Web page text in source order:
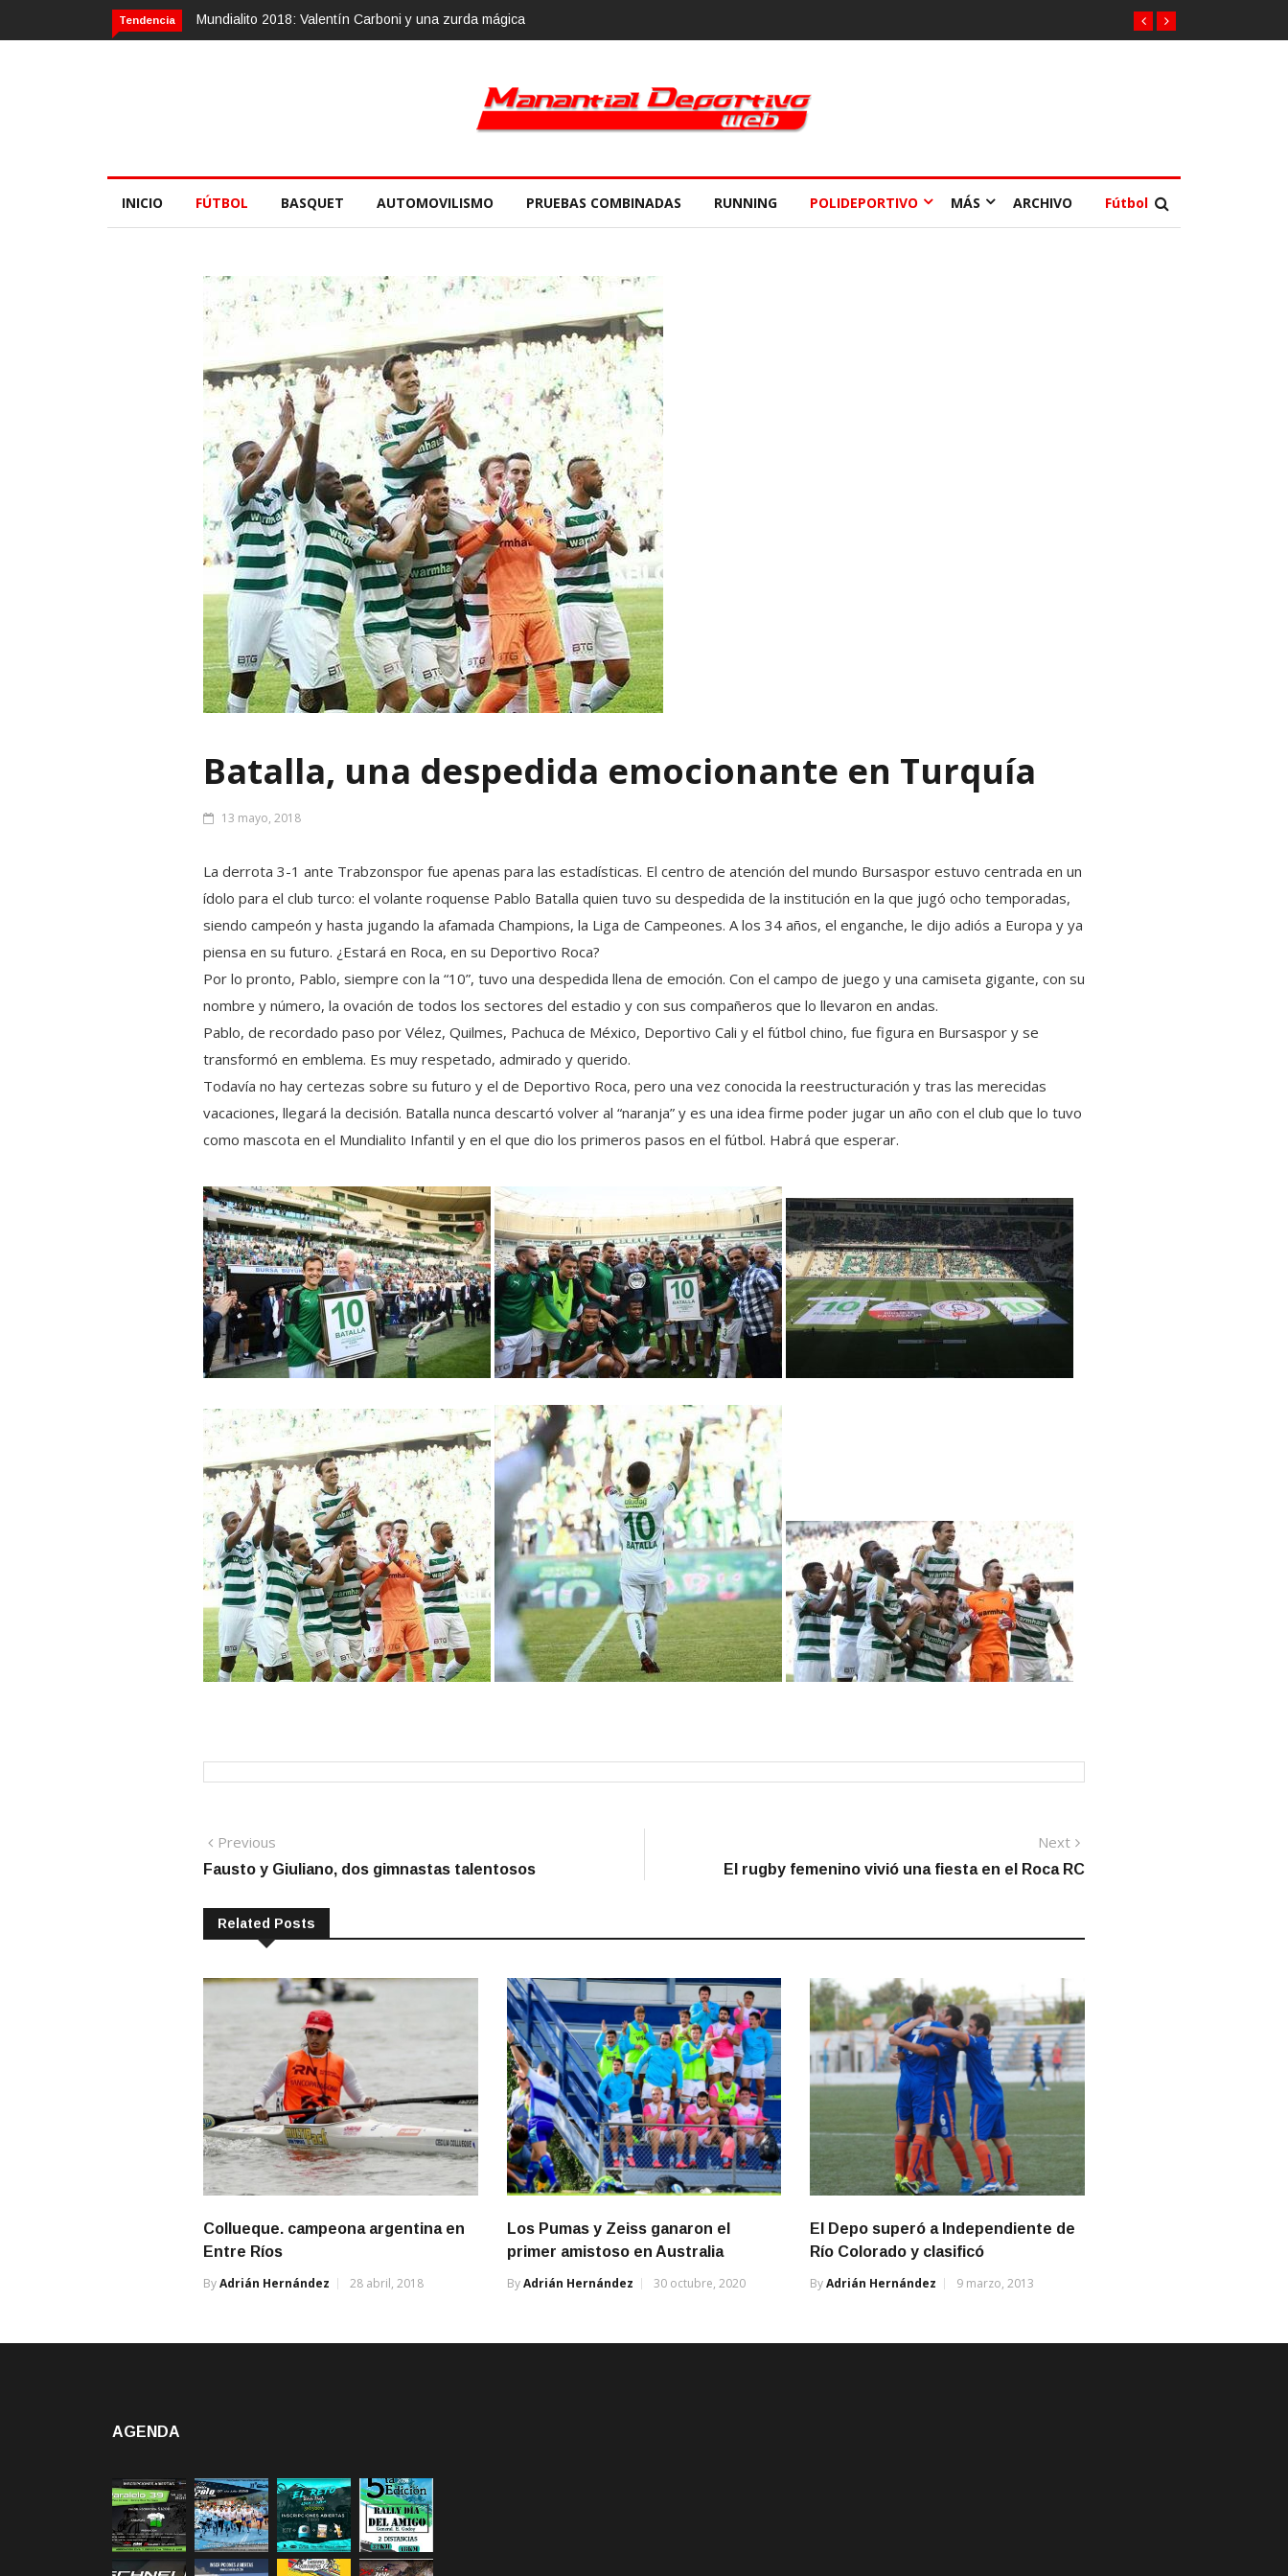
Tendencia
2018: Valentín Carboni y una zurda mágicaCalvario Race 2018, 10 de noviembre
INICIO FÚTBOL BASQUET AUTOMOVILISMO PRUEBAS COMBINADAS RUNNING POLIDEPORTIVO MÁS ARCHIVO Fútbol
Batalla, una despedida emocionante en Turquía
13 mayo, 2018
La derrota 3-1 ante Trabzonspor fue apenas para las estadísticas. El centro de atención del mundo Bursaspor estuvo centrada en un
ídolo para el club turco: el volante roquense Pablo Batalla quien tuvo su despedida de la institución en la que jugó ocho temporadas,
siendo campeón y hasta jugando la afamada Champions, la Liga de Campeones. A los 34 años, el enganche, le dijo adiós a Europa y ya
piensa en su futuro. ¿Estará en Roca, en su Deportivo Roca?
Por lo pronto, Pablo, siempre con la “10”, tuvo una despedida llena de emoción. Con el campo de juego y una camiseta gigante, con su
nombre y número, la ovación de todos los sectores del estadio y con sus compañeros que lo llevaron en andas.
Pablo, de recordado paso por Vélez, Quilmes, Pachuca de México, Deportivo Cali y el fútbol chino, fue figura en Bursaspor y se
transformó en emblema. Es muy respetado, admirado y querido.
Todavía no hay certezas sobre su futuro y el de Deportivo Roca, pero una vez conocida la reestructuración y tras las merecidas
vacaciones, llegará la decisión. Batalla nunca descartó volver al “naranja” y es una idea firme poder jugar un año con el club que lo tuvo
como mascota en el Mundialito Infantil y en el que dio los primeros pasos en el fútbol. Habrá que esperar.
Navegación
de
entradas
Previous
post:
Fausto y Giuliano, dos gimnastas talentosos
Next
post:
El rugby femenino vivió una fiesta en el Roca RC
Related Posts
Collueque. campeona argentina en
Entre Ríos
ByAdrián Hernández 28 abril, 2018
Los Pumas y Zeiss ganaron el
primer amistoso en Australia
ByAdrián Hernández 30 octubre, 2020
El Depo superó a Independiente de
Río Colorado y clasificó
ByAdrián Hernández 9 marzo, 2013
AGENDA